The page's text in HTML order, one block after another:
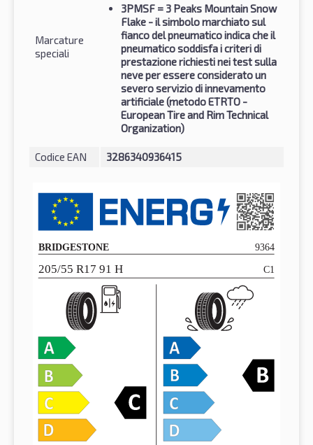
Marcature
speciali
3PMSF = 3 Peaks Mountain Snow
Flake - il simbolo marchiato sul
fianco del pneumatico indica che il
pneumatico soddisfa i criteri di
prestazione richiesti nei test sulla
neve per essere considerato un
severo servizio di innevamento
artificiale (metodo ETRTO -
European Tire and Rim Technical
Organization)
Codice EAN 3286340936415